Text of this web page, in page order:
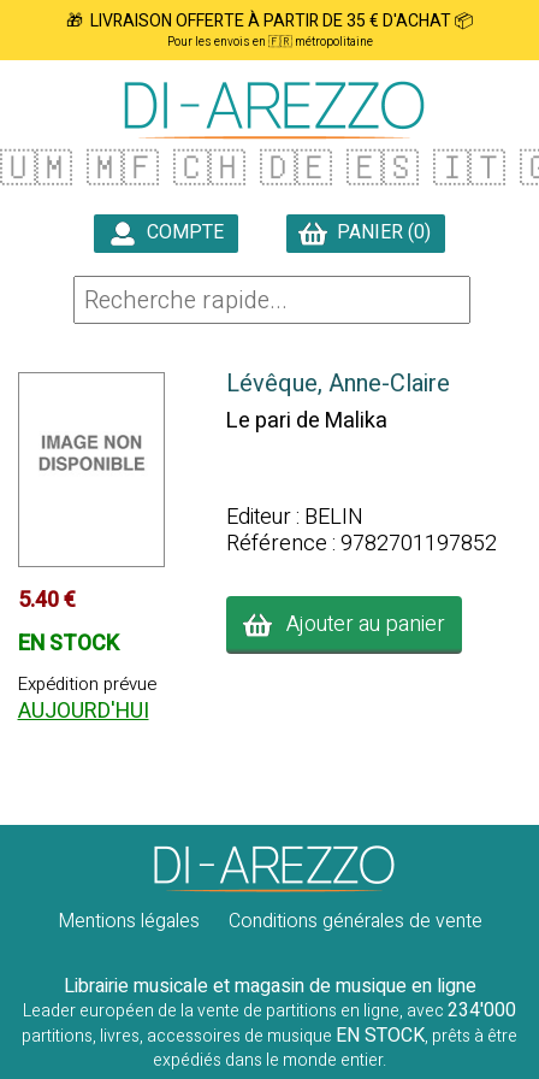
🎁 LIVRAISON OFFERTE À PARTIR DE 35 € D'ACHAT 📦
Pour les envois en 🇫🇷 métropolitaine
🇺🇲 🇲🇫 🇨🇭 🇩🇪 🇪🇸 🇮🇹
COMPTE
PANIER (0)
5.40 €
EN STOCK
Expédition prévue
AUJOURD'HUI
Lévêque, Anne-Claire
Le pari de Malika
Editeur : BELIN
Référence : 9782701197852
Ajouter au panier
Mentions légales Conditions générales de vente
Librairie musicale et magasin de musique en ligne
Leader européen de la vente de partitions en ligne, avec234'000
partitions, livres, accessoires de musique EN STOCK, prêts à être
expédiés dans le monde entier.